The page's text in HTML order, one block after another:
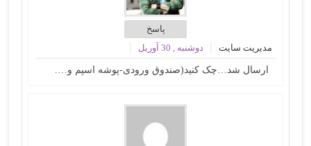
پاسخ
مدیریت سایت
دوشنبه , 30 آوریل
ارسال شد…چک کنید(صندوق ورودی-پوشه اسپم و….